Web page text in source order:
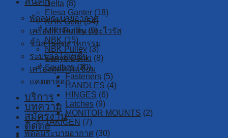
พัดลมระบายอากาศ
เครื่องกำจัดกลิ่น และไวรัส
ชิ้นส่วนอุตสาหกรรม
ระบบออโตเมชั่น
เครื่องดูดควันเชื่อม
แคตตาล็อก
บริการ
บทความ
สมัครงาน
ติดต่อ
Delta (8)
Elesa Ganter (18)
KHK Gear (54)
MIKI Pulley (9)
NBK (15)
NBK Pulley (3)
Sanyo Denki (8)
Southco (30)
Fasteners (5)
HANDLES (4)
HINGES (6)
Latches (9)
MONITOR MOUNTS (2)
TAKIGEN (7)
พัดลมระบายอากาศ (30)